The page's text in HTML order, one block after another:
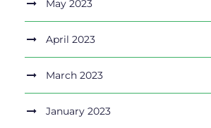
May 2023
April 2023
March 2023
January 2023